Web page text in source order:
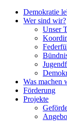
Demokratie
Wer sind wir?
Unser
Was machen
Förderung
Projekte